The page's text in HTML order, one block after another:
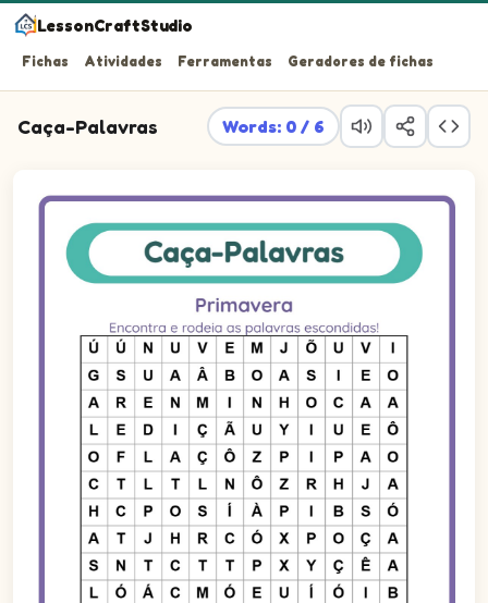
LessonCraftStudio
Fichas Atividades Ferramentas Geradores de fichas
Caça-Palavras Words: 0 / 6